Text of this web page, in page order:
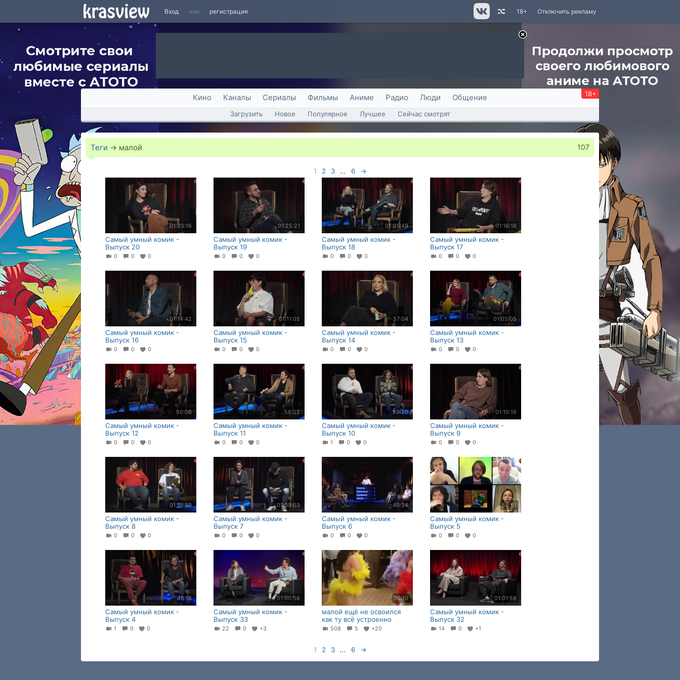
Вход или регистрация Отключить рекламу
18+
Кино Каналы Сериалы Фильмы Аниме Радио Люди Общение 18+
Загрузить Новое Популярное Лучшее Сейчас смотрят
Теги → малой 107
1 2 3 ... 6 →
01:23:16
Самый умный комик -
Выпуск 20
0 0 0
01:25:21
Самый умный комик -
Выпуск 19
0 0 0
01:05:49
Самый умный комик -
Выпуск 18
0 0 0
01:16:18
Самый умный комик -
Выпуск 17
0 0 0
01:14:42
Самый умный комик -
Выпуск 16
0 0 0
01:11:05
Самый умный комик -
Выпуск 15
0 0 0
57:04
Самый умный комик -
Выпуск 14
0 0 0
01:05:05
Самый умный комик -
Выпуск 13
0 0 0
50:06
Самый умный комик -
Выпуск 12
0 0 0
58:22
Самый умный комик -
Выпуск 11
0 0 0
59:20
Самый умный комик -
Выпуск 10
1 0 0
01:10:19
Самый умный комик -
Выпуск 9
0 0 0
01:12:39
Самый умный комик -
Выпуск 8
0 0 0
01:09:03
Самый умный комик -
Выпуск 7
0 0 0
45:24
Самый умный комик -
Выпуск 6
0 0 0
58:51
Самый умный комик -
Выпуск 5
0 0 0
46:18
Самый умный комик -
Выпуск 4
1 0 0
01:00:56
Самый умный комик -
Выпуск 33
22 0 +3
00:10
малой ещё не освоился
как ту всё устроенно
508 5 +20
01:01:58
Самый умный комик -
Выпуск 32
14 0 +1
1 2 3 ... 6 →